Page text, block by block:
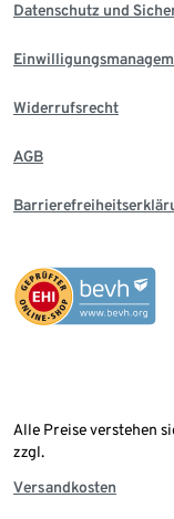
Datenschutz und
Widerrufsrecht
AGB
Alle Preise verstehen
zzgl.
Versandkosten